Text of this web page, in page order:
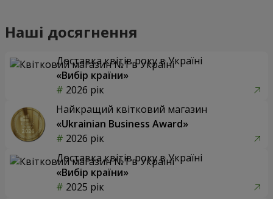
Наші досягнення
Доставка квітів року в Україні
«Вибір країни»
2026 рік
Найкращий квітковий магазин
«Ukrainian Business Award»
2026 рік
Доставка квітів року в Україні
«Вибір країни»
2025 рік